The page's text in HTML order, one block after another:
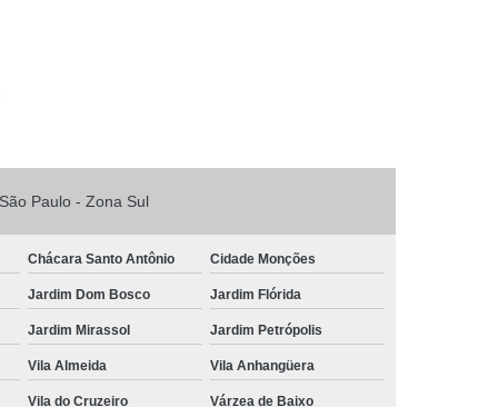
São Paulo - Zona Sul
Chácara Santo Antônio Cidade Monções
Jardim Dom Bosco Jardim Flórida
Jardim Mirassol Jardim Petrópolis
Vila Almeida Vila Anhangüera
Vila do Cruzeiro Várzea de Baixo